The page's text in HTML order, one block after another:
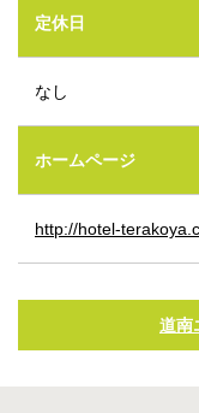
定休日
なし
ホームページ
http://hotel-
道南